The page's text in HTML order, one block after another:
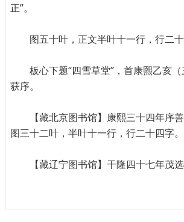
正”。
图五十叶，正文半叶十一行，行二十
板心下题“四雪草堂”，首康熙乙亥
获序。
【藏北京图书馆】康熙三十四年序
图三十二叶，半叶十一行，行二十四字。
【藏辽宁图书馆】干隆四十七年茂选